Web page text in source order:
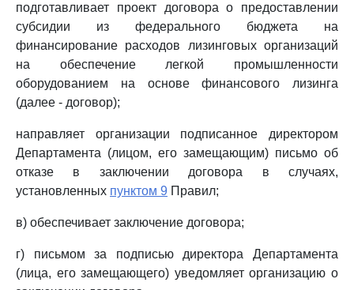
подготавливает проект договора о предоставлении
субсидии из федерального бюджета на
финансирование расходов лизинговых организаций
на обеспечение легкой промышленности
оборудованием на основе финансового лизинга
(далее - договор);
направляет организации подписанное директором
Департамента (лицом, его замещающим) письмо об
отказе в заключении договора в случаях,
установленных пунктом 9 Правил;
в) обеспечивает заключение договора;
г) письмом за подписью директора Департамента
(лица, его замещающего) уведомляет организацию о